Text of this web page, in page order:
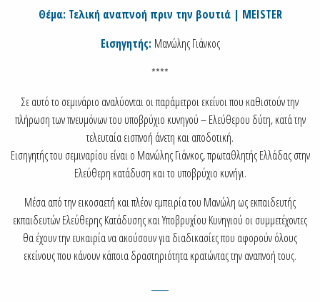
Θέμα: Τελική αναπνοή πριν την βουτιά | MEISTER
Εισηγητής: Μανώλης Γιάνκος
****
Σε αυτό το σεμινάριο αναλύονται οι παράμετροι εκείνοι που καθιστούν την
πλήρωση των πνευμόνων του υποβρύχιο κυνηγού – Ελεύθερου δύτη, κατά την
τελευταία εισπνοή άνετη και αποδοτική.
Εισηγητής του σεμιναρίου είναι ο Μανώλης Γιάνκος, πρωταθλητής Ελλάδας στην
Ελεύθερη κατάδυση και το υποβρύχιο κυνήγι.
Μέσα από την εικοσαετή και πλέον εμπειρία του Μανώλη ως εκπαιδευτής
εκπαιδευτών Ελεύθερης Κατάδυσης και Υποβρυχίου Κυνηγιού οι συμμετέχοντες
θα έχουν την ευκαιρία να ακούσουν για διαδικασίες που αφορούν όλους
εκείνους που κάνουν κάποια δραστηριότητα κρατώντας την αναπνοή τους.